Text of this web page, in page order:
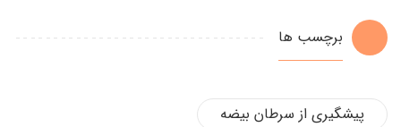
برچسب ها
پیشگیری از سرطان بیضه